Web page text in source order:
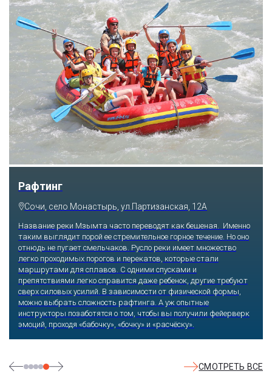
Скайпарк
Сочи, с. Казачий брод, ул. Краснофлотская, 54а
Побороться со страхом высоты и набраться массу впечатлений
получится, если отправиться по самому длинному подвесному
пешеходному мосту, который буквально парит в воздухе на
высоте 218 метров над землей. Отсюда открываются виды на
Ахштырское ущелье и заснеженные Кавказские горы. Те, кто
посмелее, прыгают на резинке с 207 или 69 метров, катаются
на скоростном троллее. Остудить экстремальный пыл
помогает уютная атмосфера ресторана.
СМОТРЕТЬ ВСЕ